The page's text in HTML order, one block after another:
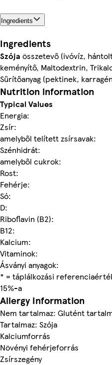
Ingredients
Ingredients
Szója összetevő (ivóvíz,
keményítő, Maltodextrin,
Sűrítőanyag (pektinek,
Nutrition information
Typical Values
Energia:
Zsír:
amelyből telített zsírsavak:
Szénhidrát:
amelyből cukrok:
Rost:
Fehérje:
Só:
D:
Riboflavin (B2):
B12:
Kalcium:
Vitaminok:
Ásványi anyagok:
* = táplálkozási
15%-a
Allergy Information
Nem tartalmaz: Glutént
Tartalmaz: Szója
Kalciumforrás
Növényi fehérjeforrás
Zsírszegény